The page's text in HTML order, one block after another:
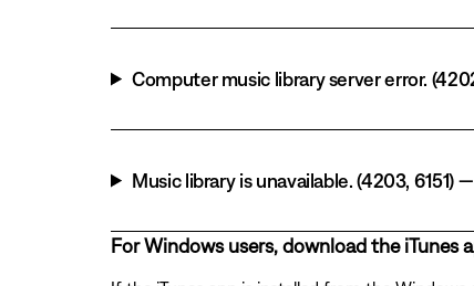
Computer music library server error.
Music library is unavailable. (4203,
For Windows users, download the iTunes